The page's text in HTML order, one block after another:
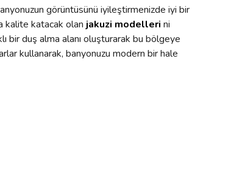
görüntüsünü iyileştirmenizde iyi bir
kalite katacak olan jakuzi modelleri ni
bir duş alma alanı oluşturarak bu bölgeye
kullanarak, banyonuzu modern bir hale